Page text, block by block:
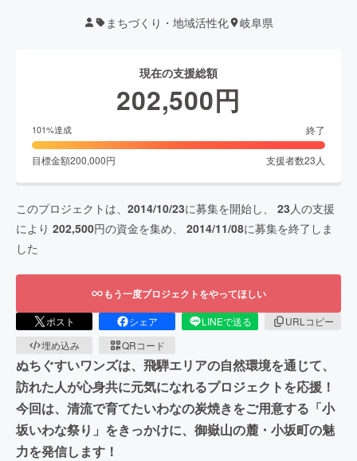
まちづくり・地域活性化 岐阜県
現在の支援総額
202,500円
101%達成 終了
目標金額200,000円 支援者数23 人
このプロジェクトは、 2014/10/23に募集を開始し、 23 人の支援
により 202,500円の資金を集め、 2014/11/08に募集を終了しま
した
もう一度プロジェクトをやってほしい
ポスト シェア LINEで送る
URLコピー
埋め込み
QRコード
ぬちぐすいワンズは、飛騨エリアの自然環境を通じて、
訪れた人が心身共に元気になれるプロジェクトを応援！
今回は、清流で育てたいわなの炭焼きをご用意する「小
坂いわな祭り」をきっかけに、御嶽山の麓・小坂町の魅
力を発信します！